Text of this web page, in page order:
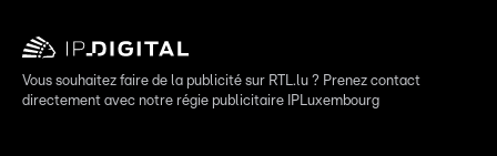
Vous souhaitez faire de la publicité sur RTL.lu ? Prenez contact
directement avec notre régie publicitaire IPLuxembourg